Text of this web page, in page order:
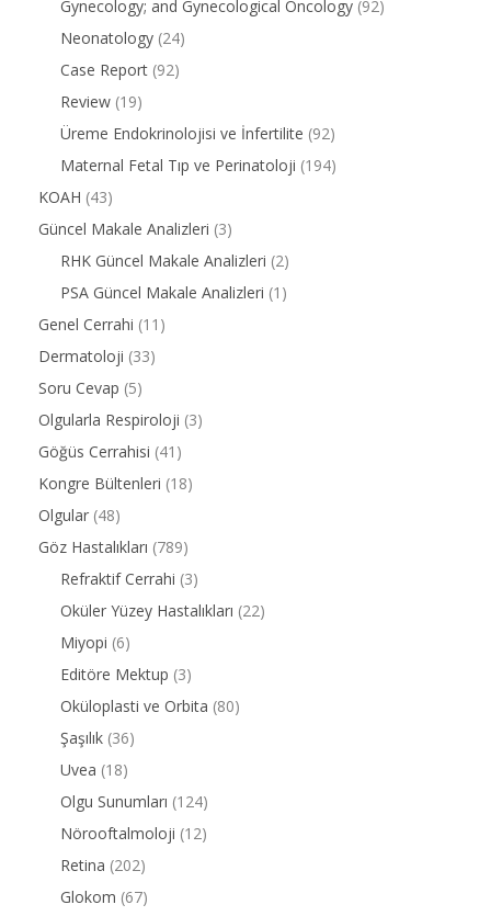
Gynecology; and Gynecological Oncology (92)
Neonatology (24)
Case Report (92)
Review (19)
Üreme Endokrinolojisi ve İnfertilite (92)
Maternal Fetal Tıp ve Perinatoloji (194)
KOAH (43)
Güncel Makale Analizleri (3)
RHK Güncel Makale Analizleri (2)
PSA Güncel Makale Analizleri (1)
Genel Cerrahi (11)
Dermatoloji (33)
Soru Cevap (5)
Olgularla Respiroloji (3)
Göğüs Cerrahisi (41)
Kongre Bültenleri (18)
Olgular (48)
Göz Hastalıkları (789)
Refraktif Cerrahi (3)
Oküler Yüzey Hastalıkları (22)
Miyopi (6)
Editöre Mektup (3)
Oküloplasti ve Orbita (80)
Şaşılık (36)
Uvea (18)
Olgu Sunumları (124)
Nörooftalmoloji (12)
Retina (202)
Glokom (67)